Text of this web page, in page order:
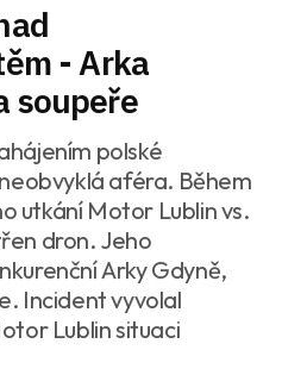
- Arka
soupeře
polské
aféra. Během
utkání Motor Lublin vs.
dron. Jeho
Arky Gdyně,
Incident vyvolal
Lublin situaci